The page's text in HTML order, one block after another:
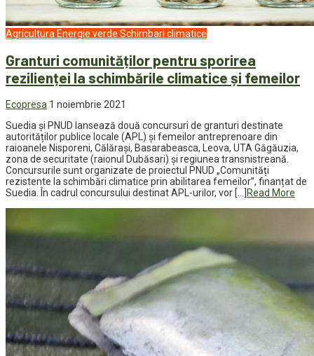
Agricultura Energie verde Schimbari climatice
Granturi comunităților pentru sporirea
rezilienței la schimbările climatice și femeilor
Ecopresa 1 noiembrie 2021
Suedia și PNUD lansează două concursuri de granturi destinate
autorităților publice locale (APL) și femeilor antreprenoare din
raioanele Nisporeni, Călărași, Basarabeasca, Leova, UTA Găgăuzia,
zona de securitate (raionul Dubăsari) și regiunea transnistreană.
Concursurile sunt organizate de proiectul PNUD „Comunități
rezistente la schimbări climatice prin abilitarea femeilor”, finanțat de
Suedia. În cadrul concursului destinat APL-urilor, vor […]
Read More